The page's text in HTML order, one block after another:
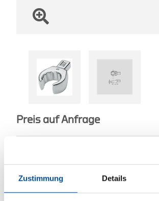
Zustimmung Details
Preis auf Anfrage
ONLINE KAUFEN